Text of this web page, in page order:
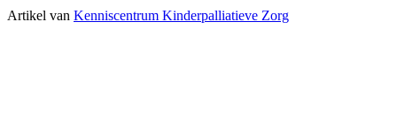
Artikel van Kenniscentrum Kinderpalliatieve Zorg